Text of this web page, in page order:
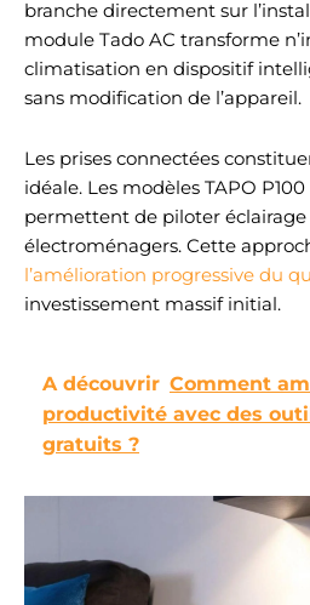
branche directement sur
module Tado AC transforme
climatisation en dispositif
sans modification de l’appareil.
Les prises connectées
idéale. Les modèles TAPO
permettent de piloter
électroménagers. Cette
l’amélioration progressive du
investissement massif initial.
A découvrir Comment
productivité avec des
gratuits ?